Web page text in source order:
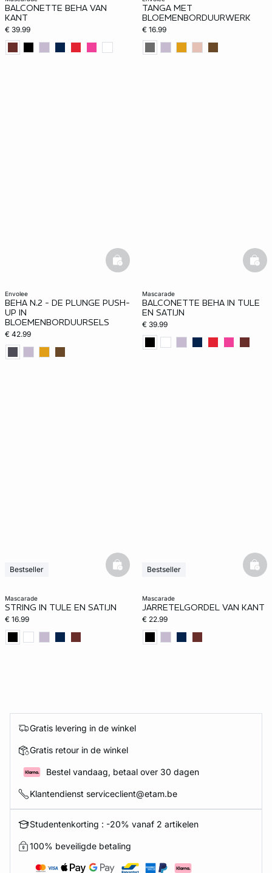
BALCONETTE BEHA VAN
KANT
€ 39.99
TANGA MET
BLOEMENBORDUURWERK
€ 16.99
envolee
BEHA N.2 - DE PLUNGE PUSH-
UP IN
BLOEMENBORDUURSELS
€ 42.99
basketfull
mascarade
BALCONETTE BEHA IN TULE
EN SATIJN
€ 39.99
mascarade
STRING IN TULE EN SATIJN
€ 16.99
Bestseller basketfull
mascarade
JARRETELGORDEL VAN KANT
€ 22.99
Bestseller
Gratis levering in de winkel
Gratis retour in de winkel
Bestel vandaag, betaal over 30 dagen
Klantendienst serviceclient@etam.be
Studentenkorting : -20% vanaf 2 artikelen
100% beveiligde betaling